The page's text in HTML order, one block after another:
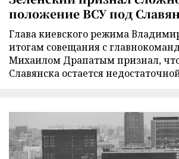
положение ВСУ под
Глава киевского режима
итогам совещания с
Михаилом Драпатым признал,
Славянска остается